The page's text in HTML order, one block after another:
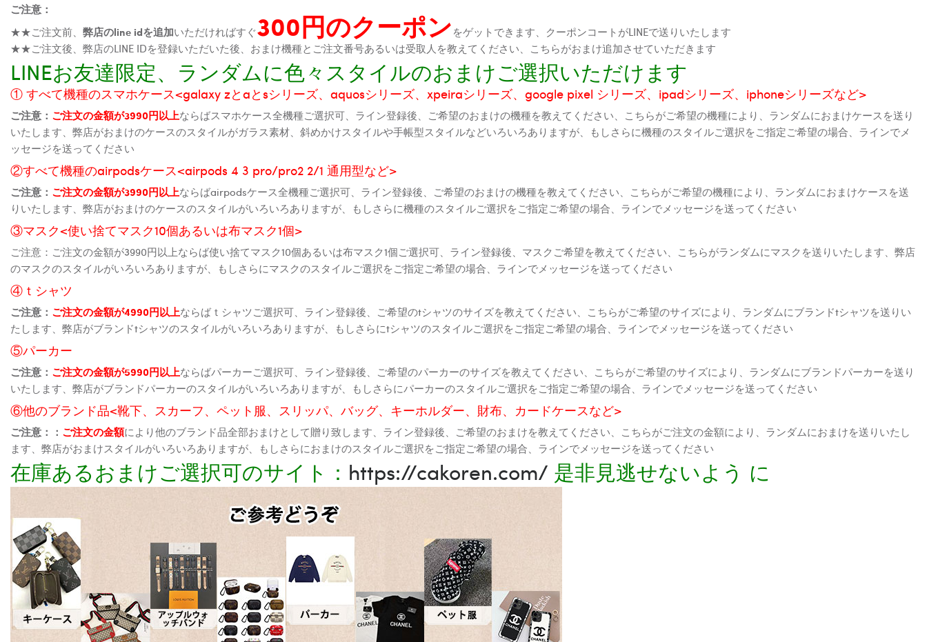
ご注意：
★★ご注文前、 弊店のline idを追加いただければすぐ300円のクーポンをゲットできます、クーポンコートがLINEで送りいたします
★★ご注文後、弊店のLINE IDを登録いただいた後、おまけ機種とご注文番号あるいは受取人を教えてください、こちらがおまけ追加させていただきます
LINEお友達限定、ランダムに色々スタイルのおまけご選択いただけます
① すべて機種のスマホケース<galaxy zとaとsシリーズ、aquosシリーズ、xpeiraシリーズ、google pixel シリーズ、ipadシリーズ、iphoneシリーズなど>
ご注意： ご注文の金額が3990円以上ならばスマホケース全機種ご選択可、ライン登録後、ご希望のおまけの機種を教えてください、こちらがご希望の機種により、ランダムにおまけケースを送り
いたします、弊店がおまけのケースのスタイルがガラス素材、斜めかけスタイルや手帳型スタイルなどいろいろありますが、もしさらに機種のスタイルご選択をご指定ご希望の場合、ラインでメ
ッセージを送ってください
②すべて機種のairpodsケース<airpods 4 3 pro/pro2 2/1 通用型など>
ご注意： ご注文の金額が3990円以上ならばairpodsケース全機種ご選択可、ライン登録後、ご希望のおまけの機種を教えてください、こちらがご希望の機種により、ランダムにおまけケースを送
りいたします、弊店がおまけのケースのスタイルがいろいろありますが、もしさらに機種のスタイルご選択をご指定ご希望の場合、ラインでメッセージを送ってください
③マスク<使い捨てマスク10個あるいは布マスク1個>
ご注意：ご注文の金額が3990円以上ならば使い捨てマスク10個あるいは布マスク1個ご選択可、ライン登録後、マスクご希望を教えてください、こちらがランダムにマスクを送りいたします、弊店
のマスクのスタイルがいろいろありますが、もしさらにマスクのスタイルご選択をご指定ご希望の場合、ラインでメッセージを送ってください
④ｔシャツ
ご注意： ご注文の金額が4990円以上ならばｔシャツご選択可、ライン登録後、ご希望のtシャツのサイズを教えてください、こちらがご希望のサイズにより、ランダムにブランドtシャツを送りい
たします、弊店がブランドtシャツのスタイルがいろいろありますが、もしさらにtシャツのスタイルご選択をご指定ご希望の場合、ラインでメッセージを送ってください
⑤パーカー
ご注意： ご注文の金額が5990円以上ならばパーカーご選択可、ライン登録後、ご希望のパーカーのサイズを教えてください、こちらがご希望のサイズにより、ランダムにブランドパーカーを送り
いたします、弊店がブランドパーカーのスタイルがいろいろありますが、もしさらにパーカーのスタイルご選択をご指定ご希望の場合、ラインでメッセージを送ってください
⑥他のブランド品<靴下、スカーフ、ペット服、スリッパ、バッグ、キーホルダー、財布、カードケースなど>
ご注意：： ご注文の金額により他のブランド品全部おまけとして贈り致します、ライン登録後、ご希望のおまけを教えてください、こちらがご注文の金額により、ランダムにおまけを送りいたし
ます、弊店がおまけスタイルがいろいろありますが、もしさらにおまけのスタイルご選択をご指定ご希望の場合、ラインでメッセージを送ってください
在庫あるおまけご選択可のサイト： https://cakoren.com/ 是非見逃せないよう に